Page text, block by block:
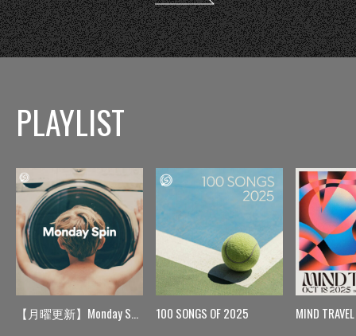
PLAYLIST
【月曜更新】Monday Spin 100 SONGS OF 2025 MIND TRAVEL